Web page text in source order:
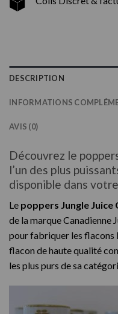
DESCRIPTION
INFORMATIONS
AVIS (0)
Découvrez le
l’un des plus
disponible dans
Le poppers Jungle Juice
de la marque Canadienne
pour fabriquer les flacons
flacon de haute qualité
les plus purs de sa